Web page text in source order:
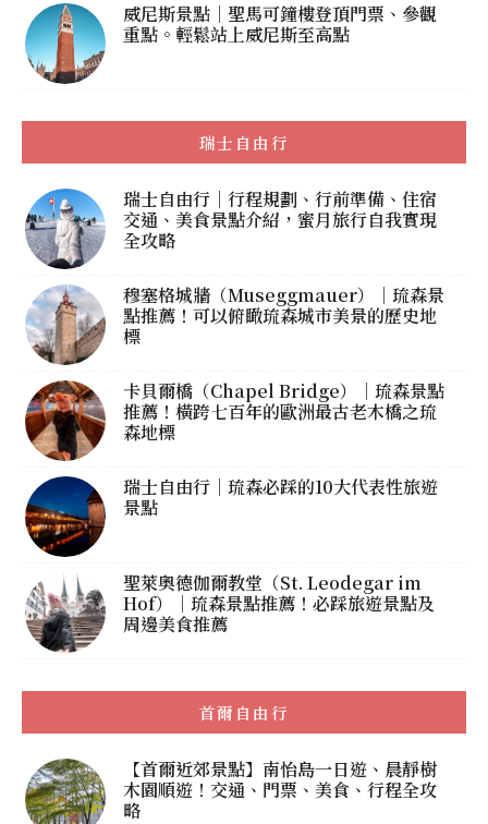
威尼斯景點｜聖馬可鐘樓登頂門票、參觀
重點。輕鬆站上威尼斯至高點
瑞士自由行
瑞士自由行｜行程規劃、行前準備、住宿
交通、美食景點介紹，蜜月旅行自我實現
全攻略
穆塞格城牆（Museggmauer）｜琉森景
點推薦！可以俯瞰琉森城市美景的歷史地
標
卡貝爾橋（Chapel Bridge）｜琉森景點
推薦！橫跨七百年的歐洲最古老木橋之琉
森地標
瑞士自由行｜琉森必踩的10大代表性旅遊
景點
聖萊奧德伽爾教堂（St. Leodegar im
Hof）｜琉森景點推薦！必踩旅遊景點及
周邊美食推薦
首爾自由行
【首爾近郊景點】南怡島一日遊、晨靜樹
木園順遊！交通、門票、美食、行程全攻
略